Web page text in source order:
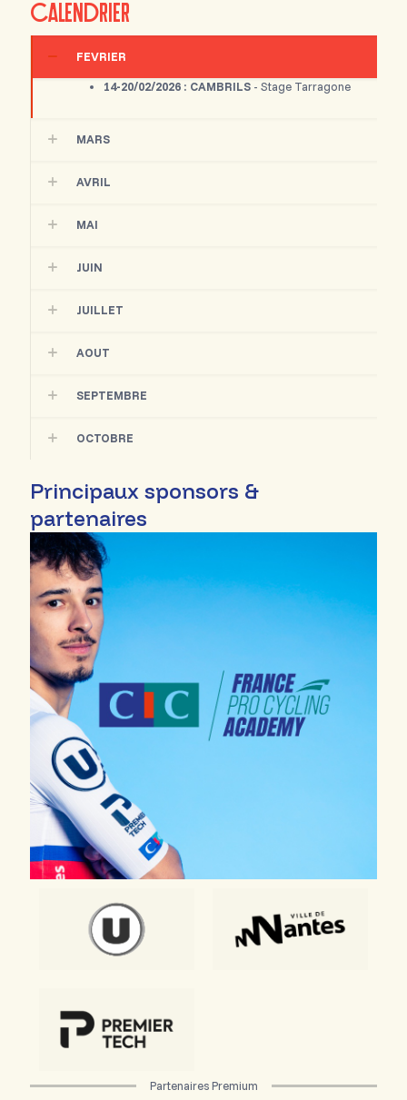
CALENDRIER
FEVRIER
14-20/02/2026 : CAMBRILS - Stage Tarragone
MARS
AVRIL
MAI
JUIN
JUILLET
AOUT
SEPTEMBRE
OCTOBRE
Principaux sponsors &
partenaires
Partenaires Premium